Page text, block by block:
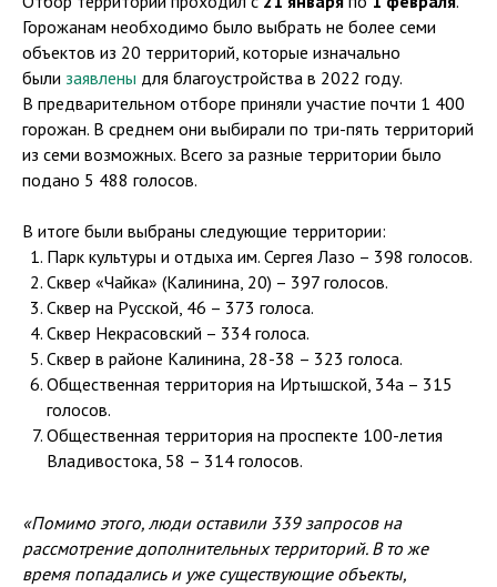
Горожанам необходимо было выбрать не более семи
объектов из 20 территорий, которые изначально
были заявлены для благоустройства в 2022 году.
В предварительном отборе приняли участие почти 1 400
горожан. В среднем они выбирали по три-пять территорий
из семи возможных. Всего за разные территории было
подано 5 488 голосов.
В итоге были выбраны следующие территории:
Парк культуры и отдыха им. Сергея Лазо – 398 голосов.
Сквер «Чайка» (Калинина, 20) – 397 голосов.
Сквер на Русской, 46 – 373 голоса.
Сквер Некрасовский – 334 голоса.
Сквер в районе Калинина, 28-38 – 323 голоса.
Общественная территория на Иртышской, 34а – 315
голосов.
Общественная территория на проспекте 100-летия
Владивостока, 58 – 314 голосов.
«Помимо этого, люди оставили 339 запросов на
рассмотрение дополнительных территорий. В то же
время попадались и уже существующие объекты,